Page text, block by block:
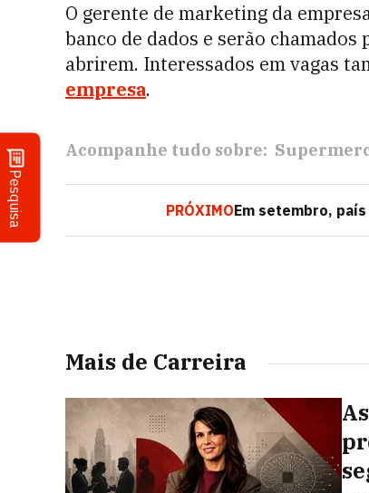
Pesquisa
O gerente de marketing da
banco de dados e serão
abrirem. Interessados em vagas
empresa.
Acompanhe tudo sobre:
PRÓXIMOEm setembro,
Mais de Carreira